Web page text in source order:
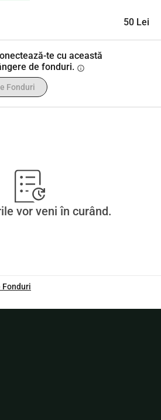
50 Lei
te cu această
de fonduri. info
Fonduri
vor veni în curând.
Fonduri